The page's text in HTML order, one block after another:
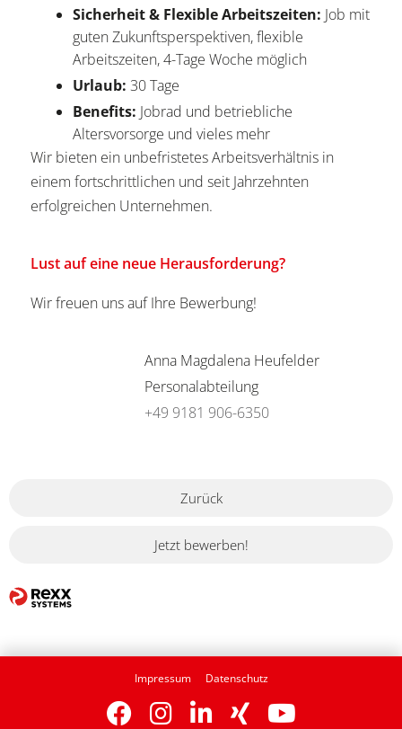
Sicherheit & Flexible Arbeitszeiten: Job mit
guten Zukunftsperspektiven, flexible
Arbeitszeiten, 4-Tage Woche möglich
Urlaub: 30 Tage
Benefits: Jobrad und betriebliche
Altersvorsorge und vieles mehr
Wir bieten ein unbefristetes Arbeitsverhältnis in
einem fortschrittlichen und seit Jahrzehnten
erfolgreichen Unternehmen.
Lust auf eine neue Herausforderung?
Wir freuen uns auf Ihre Bewerbung!
Anna Magdalena Heufelder
Personalabteilung
+49 9181 906-6350
Zurück
Jetzt bewerben!
Impressum Datenschutz